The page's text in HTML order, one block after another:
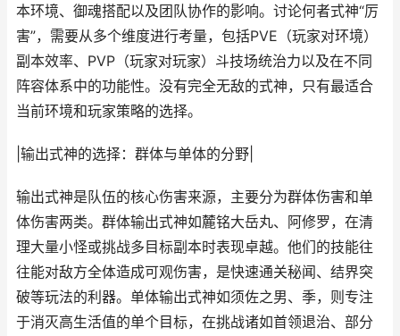
本环境、御魂搭配以及团队协作的影响。讨论何者式神“厉
害”，需要从多个维度进行考量，包括PVE（玩家对环境）
副本效率、PVP（玩家对玩家）斗技场统治力以及在不同
阵容体系中的功能性。没有完全无敌的式神，只有最适合
当前环境和玩家策略的选择。
|输出式神的选择：群体与单体的分野|
输出式神是队伍的核心伤害来源，主要分为群体伤害和单
体伤害两类。群体输出式神如麓铭大岳丸、阿修罗，在清
理大量小怪或挑战多目标副本时表现卓越。他们的技能往
往能对敌方全体造成可观伤害，是快速通关秘闻、结界突
破等玩法的利器。单体输出式神如须佐之男、季，则专注
于消灭高生活值的单个目标，在挑战诸如首领退治、部分